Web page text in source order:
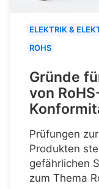
ELEKTRIK &
ROHS
Gründe
von
Prüfungen
Produkten
gefährlichen
zum Thema